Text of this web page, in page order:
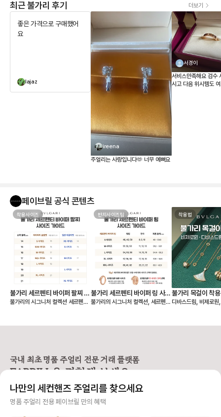
최근 불가리 후기 더보기
좋은 가격으로 구매했어
요
lajaz
ireena
주얼리는 사랑입니다🫶 너무 예뻐요
서경이
서비스만족해요 검수
시고 다음 위시템도
페이브릴 공식 콘텐츠
착용사이즈
불가리 세르펜티 바이퍼 팔찌 사
이즈 비교
불가리의 시그니처 컬렉션 세르펜티
마찬가지로 S, M, L 사이즈로 표기
이즈 표기 - S: 손목둘레 14~15c
m - M: 손목둘레 16~17cm - L:
유연함으로 손목에 자연스럽게 감기
지만, 착용감에 따라 느낌이 달라집
니다. 1️⃣ 슬림핏(여리여리한 핏) →
반지사이즈팁
불가리 세르펜티 바이퍼 링 사이
즈 비교 (한국, 유럽 반지 호수)
불가리의 시그니처 컬렉션, 세르펜티
어난 게 특징이에요. 단단한 금속이
표기 일반 반지처럼 숫자 대신 S, M,
L로 구분되어 있어요. - S: 48~50
54~56호 (한국 사이즈 14~16호)
M 사이즈는 검지~중지까지 자유롭
착용법
불가리 목걸이 착
원, 디바스드림, 세
디바스드림, 비제로
황하는 분들이 많습니다. 그 비
✔️ 불가리 목걸이는
국내 최초 명품 주얼리 전문 거래 플랫폼
FABRILL을 경험해 보세요.
사기 걱정 없는 안전 결제
나만의 세컨핸즈 주얼리를 찾으세요
명품 주얼리 전용 페이브릴 만의 혜택